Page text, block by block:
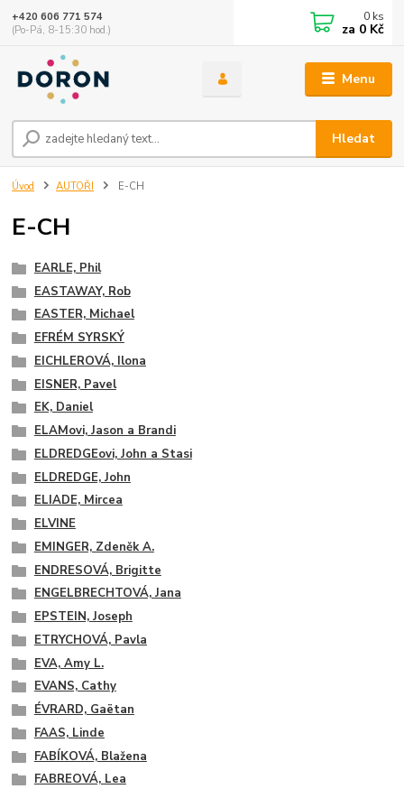
Menu
Hledat
+420 606 771 574
(Po-Pá, 8-15:30 hod.)
0 ks
za 0 Kč
Úvod AUTOŘI E-CH
E-CH
EARLE, Phil
EASTAWAY, Rob
EASTER, Michael
EFRÉM SYRSKÝ
EICHLEROVÁ, Ilona
EISNER, Pavel
EK, Daniel
ELAMovi, Jason a Brandi
ELDREDGEovi, John a Stasi
ELDREDGE, John
ELIADE, Mircea
ELVINE
EMINGER, Zdeněk A.
ENDRESOVÁ, Brigitte
ENGELBRECHTOVÁ, Jana
EPSTEIN, Joseph
ETRYCHOVÁ, Pavla
EVA, Amy L.
EVANS, Cathy
ÉVRARD, Gaëtan
FAAS, Linde
FABÍKOVÁ, Blažena
FABREOVÁ, Lea